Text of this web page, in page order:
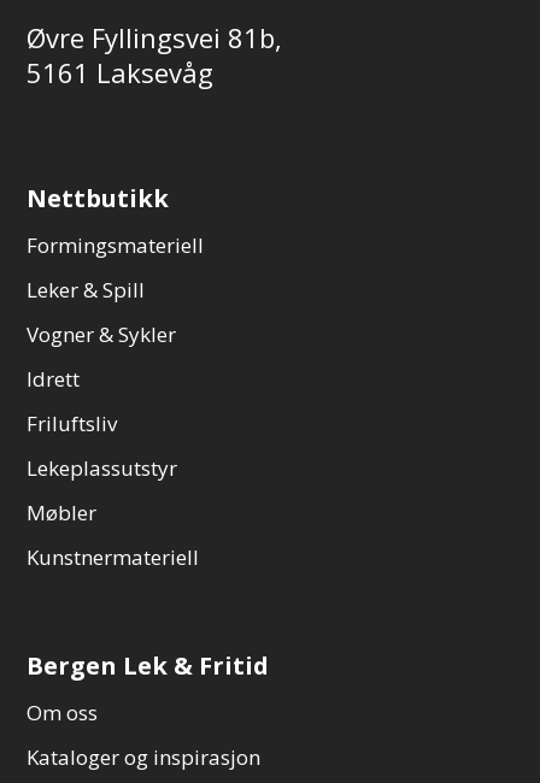
Øvre Fyllingsvei 81b,
5161 Laksevåg
Nettbutikk
Formingsmateriell
Leker & Spill
Vogner & Sykler
Idrett
Friluftsliv
Lekeplassutstyr
Møbler
Kunstnermateriell
Bergen Lek & Fritid
Om oss
Kataloger og inspirasjon